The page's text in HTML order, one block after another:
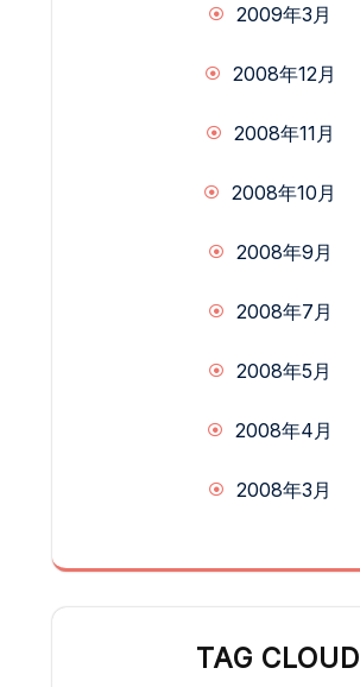
2009年3月
2008年12月
2008年11月
2008年10月
2008年9月
2008年7月
2008年5月
2008年4月
2008年3月
TAG CLOUD